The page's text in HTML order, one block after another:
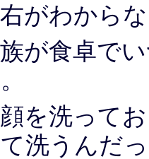
がわからな
が食卓で
顔を洗って
洗うんだ